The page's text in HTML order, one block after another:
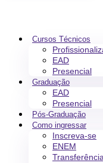
Cursos Técnicos
EAD
Presencial
Graduação
EAD
Presencial
Pós-Graduação
Como ingressar
Inscreva-se
ENEM
Transferência